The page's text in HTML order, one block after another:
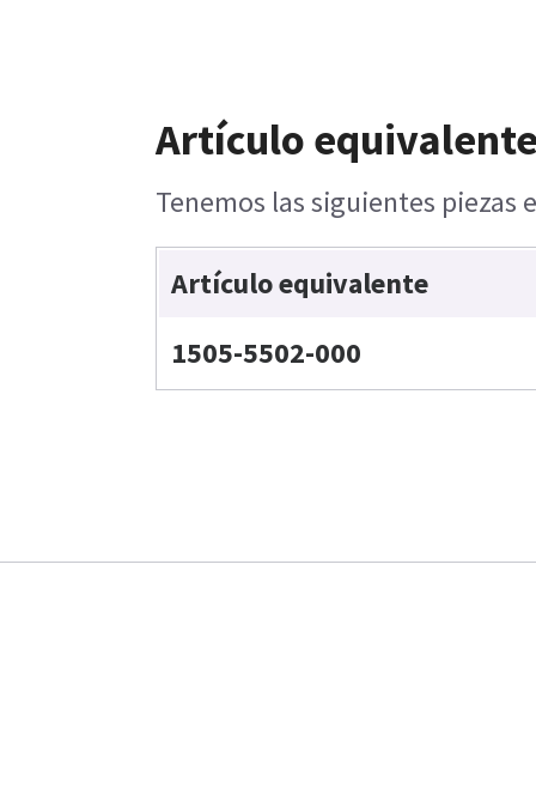
Artículo
Tenemos las siguientes
Artículo equivalente
1505-5502-000